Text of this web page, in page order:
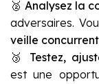
🥈 Analysez la
adversaires.
veille
🥉 Testez,
est une